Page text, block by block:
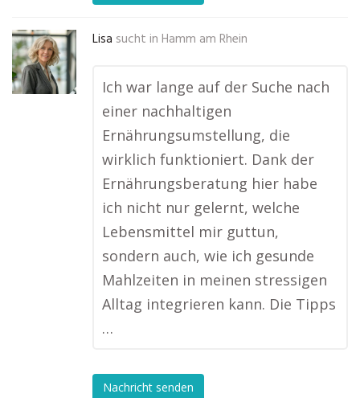
Lisa sucht in Hamm am Rhein
Ich war lange auf der Suche nach
einer nachhaltigen
Ernährungsumstellung, die
wirklich funktioniert. Dank der
Ernährungsberatung hier habe
ich nicht nur gelernt, welche
Lebensmittel mir guttun,
sondern auch, wie ich gesunde
Mahlzeiten in meinen stressigen
Alltag integrieren kann. Die Tipps
…
Nachricht senden